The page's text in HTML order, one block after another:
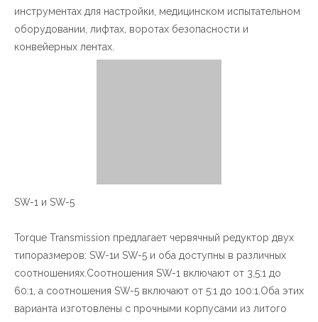
инструментах для настройки, медицинском испытательном
оборудовании, лифтах, воротах безопасности и
конвейерных лентах.
SW-1 и SW-5
Torque Transmission предлагает червячный редуктор двух
типоразмеров: SW-1и SW-5 и оба доступны в различных
соотношениях.Соотношения SW-1 включают от 3,5:1 до
60:1, а соотношения SW-5 включают от 5:1 до 100:1.Оба этих
варианта изготовлены с прочными корпусами из литого